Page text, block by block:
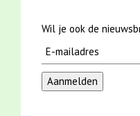
Wil je ook de